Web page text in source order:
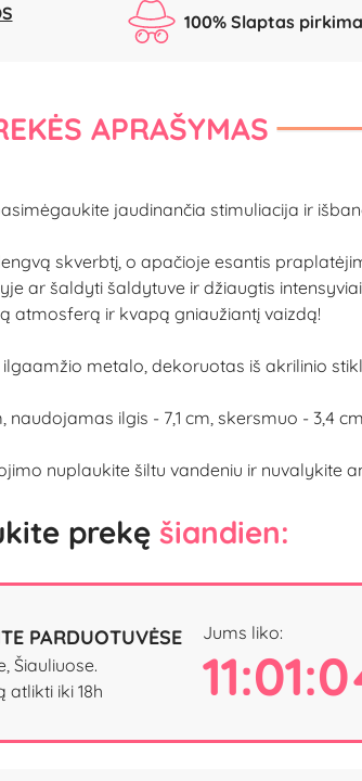
100% Slaptas
APRAŠYMAS
jaudinančia stimuliacija ir
skverbtį, o apačioje esantis
ar šaldyti šaldytuve ir džiaugtis
atmosferą ir kvapą gniaužiantį vaizdą!
metalo, dekoruotas iš akrilinio
naudojamas ilgis - 7,1 cm, skersmuo - 3,4
nuplaukite šiltu vandeniu ir nuvalykite
prekę šiandien:
PARDUOTUVĖSE
Šiauliuose.
atlikti iki 18h
Jums liko: